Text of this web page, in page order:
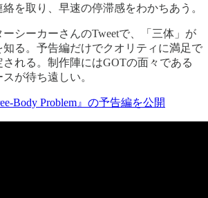
を取り、早速の停滞感をわかちあう。
シーカーさんのTweetで、「三体」が
る。予告編だけでクオリティに満足で
れる。制作陣にはGOTの面々である
が待ち遠しい。
Body Problem』の予告編を公開